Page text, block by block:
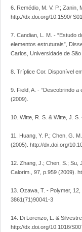
6. Remédio, M. V. P.; Zanin,
http://dx.doi.org/10.1590/
7. Candian, L. M. - “Estudo
elementos estruturais”,
Carlos, Universidade de São
8. Tríplice Cor. Disponível
9. Field, A. - “Descobrindo a
(2009).
10. Witte, R. S. & Witte, J.
11. Huang, Y. P.; Chen, G.
(2005). http://dx.doi.org/
12. Zhang, J.; Chen, S.; Su,
Calorim., 97, p.959 (2009).
13. Ozawa, T. - Polymer,
3861(71)90041-3
14. Di Lorenzo, L. &
http://dx.doi.org/10.1016/